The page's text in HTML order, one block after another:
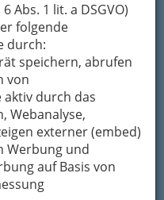
Abs. 1 lit. a DSGVO)
folgende
durch:
speichern, abrufen
von
durch das
Webanalyse,
externer (embed)
Werbung und
auf Basis von
Uni oder
und Tratsch
Freitag- oder
dabei gewesen
in den
ganze Abende
im besetzten
zu Jazz-
Mitte der